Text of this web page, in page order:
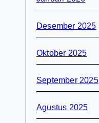
Desember 2025
Oktober 2025
September 2025
Agustus 2025